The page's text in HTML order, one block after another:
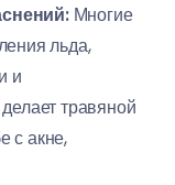
Многие
льда,
и
травяной
с акне,